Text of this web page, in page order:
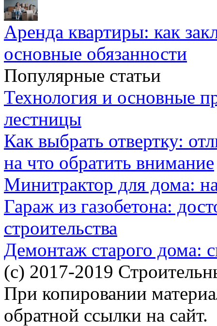
Аренда квартиры: как
основные обязанности
Популярные статьи
Технология и основные
лестницы
Как выбрать отвертку:
на что обратить внимание
Минитрактор для дома:
Гараж из газобетона:
строительства
Демонтаж старого дома:
(c) 2017-2019
При копировании
обратной ссылки на сайт.